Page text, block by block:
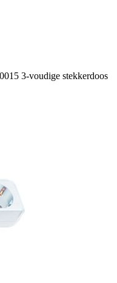
3-voudige stekkerdoos